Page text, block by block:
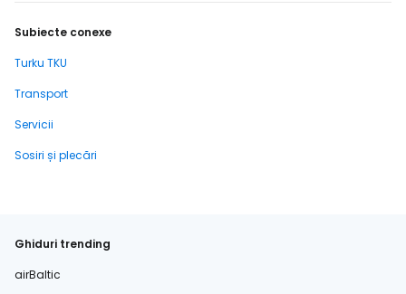
Subiecte conexe
Turku TKU
Transport
Servicii
Sosiri și plecări
Ghiduri trending
airBaltic